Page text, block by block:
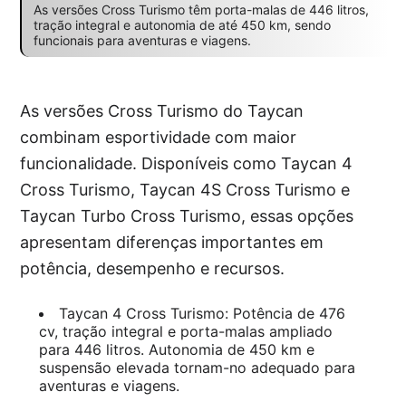
As versões Cross Turismo têm porta-malas de 446 litros,
tração integral e autonomia de até 450 km, sendo
funcionais para aventuras e viagens.
As versões Cross Turismo do Taycan
combinam esportividade com maior
funcionalidade. Disponíveis como Taycan 4
Cross Turismo, Taycan 4S Cross Turismo e
Taycan Turbo Cross Turismo, essas opções
apresentam diferenças importantes em
potência, desempenho e recursos.
Taycan 4 Cross Turismo: Potência de 476
cv, tração integral e porta-malas ampliado
para 446 litros. Autonomia de 450 km e
suspensão elevada tornam-no adequado para
aventuras e viagens.